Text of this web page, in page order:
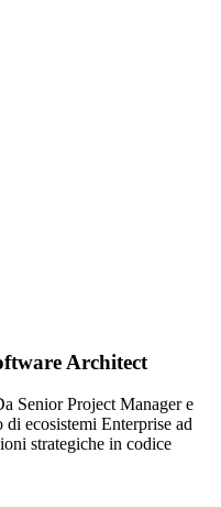
Architect
Senior Project Manager e
ecosistemi Enterprise ad
strategiche in codice